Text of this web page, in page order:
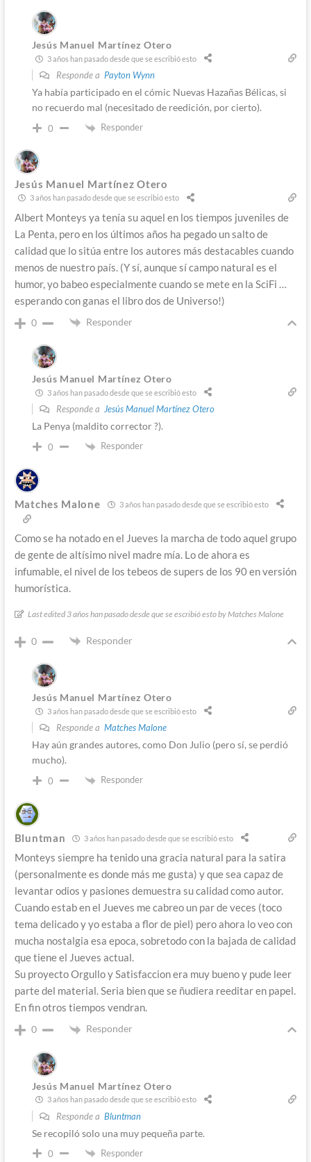
Jesús Manuel Martínez Otero
3 años han pasado desde que se escribió esto
Responde a Payton Wynn
Ya había participado en el cómic Nuevas Hazañas Bélicas, si
no recuerdo mal (necesitado de reedición, por cierto).
0 Responder
Jesús Manuel Martínez Otero
3 años han pasado desde que se escribió esto
Albert Monteys ya tenía su aquel en los tiempos juveniles de
La Penta, pero en los últimos años ha pegado un salto de
calidad que lo sitúa entre los autores más destacables cuando
menos de nuestro país. (Y sí, aunque sí campo natural es el
humor, yo babeo especialmente cuando se mete en la SciFi …
esperando con ganas el libro dos de Universo!)
0 Responder
Jesús Manuel Martínez Otero
3 años han pasado desde que se escribió esto
Responde a Jesús Manuel Martínez Otero
La Penya (maldito corrector ?).
0 Responder
Matches Malone 3 años han pasado desde que se escribió esto
Como se ha notado en el Jueves la marcha de todo aquel grupo
de gente de altísimo nivel madre mía. Lo de ahora es
infumable, el nivel de los tebeos de supers de los 90 en versión
humorística.
Last edited 3 años han pasado desde que se escribió esto by Matches Malone
0 Responder
Jesús Manuel Martínez Otero
3 años han pasado desde que se escribió esto
Responde a Matches Malone
Hay aún grandes autores, como Don Julio (pero sí, se perdió
mucho).
0 Responder
Bluntman 3 años han pasado desde que se escribió esto
Monteys siempre ha tenido una gracia natural para la satira
(personalmente es donde más me gusta) y que sea capaz de
levantar odios y pasiones demuestra su calidad como autor.
Cuando estab en el Jueves me cabreo un par de veces (toco
tema delicado y yo estaba a flor de piel) pero ahora lo veo con
mucha nostalgia esa epoca, sobretodo con la bajada de calidad
que tiene el Jueves actual.
Su proyecto Orgullo y Satisfaccion era muy bueno y pude leer
parte del material. Seria bien que se ñudiera reeditar en papel.
En fin otros tiempos vendran.
0 Responder
Jesús Manuel Martínez Otero
3 años han pasado desde que se escribió esto
Responde a Bluntman
Se recopiló solo una muy pequeña parte.
0 Responder